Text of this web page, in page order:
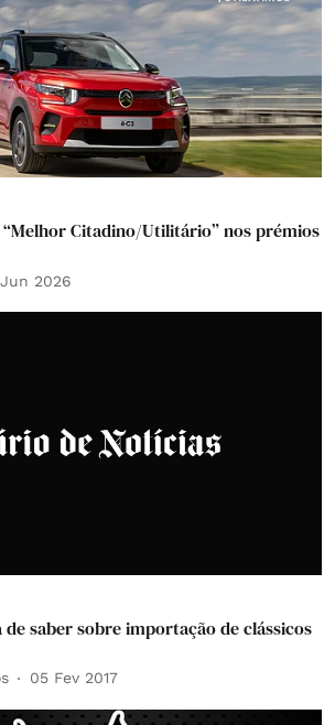
Citadino/Utilitário” nos prémios
2026
saber sobre importação de clássicos
05 Fev 2017